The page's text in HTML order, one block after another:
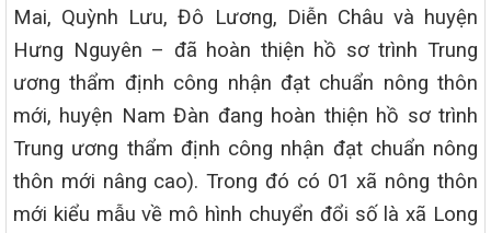
Mai, Quỳnh Lưu, Đô Lương, Diễn Châu và huyện
Hưng Nguyên – đã hoàn thiện hồ sơ trình Trung
ương thẩm định công nhận đạt chuẩn nông thôn
mới, huyện Nam Đàn đang hoàn thiện hồ sơ trình
Trung ương thẩm định công nhận đạt chuẩn nông
thôn mới nâng cao). Trong đó có 01 xã nông thôn
mới kiểu mẫu về mô hình chuyển đổi số là xã Long